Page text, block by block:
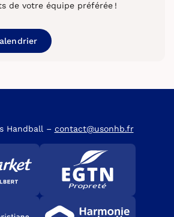
de votre équipe préférée !
Handball – contact@usonhb.fr